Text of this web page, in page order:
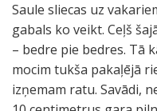
Saule sliecas uz
gabals ko veikt. Ceļš
– bedre pie bedres. Tā
mocim tukša pakaļējā
izņemam ratu. Savādi,